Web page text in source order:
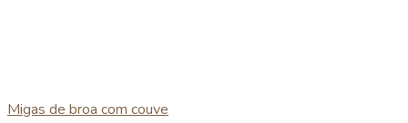
Migas de broa com couve